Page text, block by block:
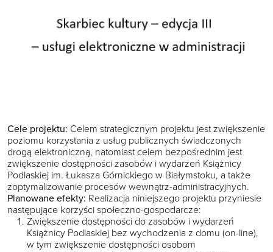
Cele projektu: Celem strategicznym projektu jest zwiększenie
poziomu korzystania z usług publicznych świadczonych
drogą elektroniczną, natomiast celem bezpośrednim jest
zwiększenie dostępności zasobów i wydarzeń Książnicy
Podlaskiej im. Łukasza Górnickiego w Białymstoku, a także
zoptymalizowanie procesów wewnątrz-administracyjnych.
Planowane efekty: Realizacja niniejszego projektu przyniesie
następujące korzyści społeczno-gospodarcze:
Zwiększenie dostępności do zasobów i wydarzeń
Książnicy Podlaskiej bez wychodzenia z domu (on-line),
w tym zwiększenie dostępności osobom